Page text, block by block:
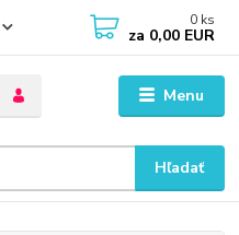
Menu
Hľadať
0 ks
za 0,00 EUR